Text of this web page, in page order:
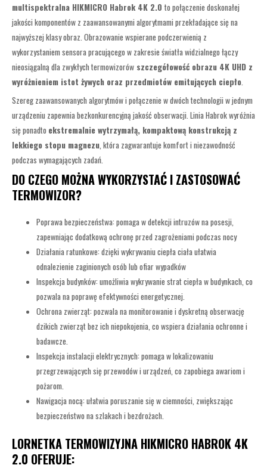
multispektralna HIKMICRO Habrok 4K 2.0to połączenie doskonałej
jakości komponentów z zaawansowanymi algorytmami przekładające się na
najwyższej klasy obraz. Obrazowanie wspierane podczerwienią z
wykorzystaniem sensora pracującego w zakresie światła widzialnego łączy
nieosiągalną dla zwykłych termowizorów szczegółowość obrazu 4K UHD z
wyróżnieniem istot żywych oraz przedmiotów emitujących ciepło
Szereg zaawansowanych algorytmów i połączenie w dwóch technologii w jednym
urządzeniu zapewnia bezkonkurencyjną jakość obserwacji. Linia Habrok wyróżnia
się ponadto ekstremalnie wytrzymałą, kompaktową konstrukcją z
lekkiego stopu magnezu, która zagwarantuje komfort i niezawodność
podczas wymagających zadań.
DO CZEGO MOŻNA WYKORZYSTAĆ I ZASTOSOWAĆ
TERMOWIZOR?
Poprawa bezpieczeństwa: pomaga w detekcji intruzów na posesji,
zapewniając dodatkową ochronę przed zagrożeniami podczas nocy
Działania ratunkowe: dzięki wykrywaniu ciepła ciała ułatwia
odnalezienie zaginionych osób lub ofiar wypadków
Inspekcja budynków: umożliwia wykrywanie strat ciepła w budynkach, co
pozwala na poprawę efektywności energetycznej.
Ochrona zwierząt: pozwala na monitorowanie i dyskretną obserwację
dzikich zwierząt bez ich niepokojenia, co wspiera działania ochronne i
badawcze.
Inspekcja instalacji elektrycznych: pomaga w lokalizowaniu
przegrzewających się przewodów i urządzeń, co zapobiega awariom i
pożarom.
Nawigacja nocą: ułatwia poruszanie się w ciemności, zwiększając
bezpieczeństwo na szlakach i bezdrożach.
LORNETKA TERMOWIZYJNA HIKMICRO HABROK 4K
2.0 OFERUJE: